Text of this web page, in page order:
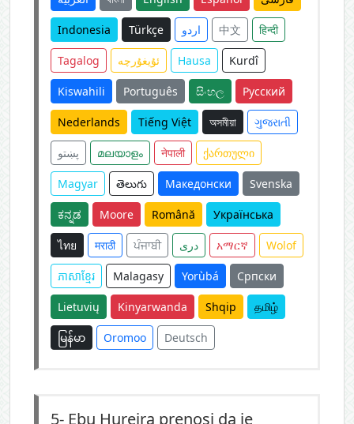
Indonesia Türkçe اردو 中文 हिन्दी
Tagalog ئۇيغۇرچە Hausa Kurdî
Kiswahili Português සිංහල Русский
Nederlands Tiếng Việt অসমীয়া ગુજરાતી
پښتو മലയാളം नेपाली ქართული
Magyar తెలుగు Македонски Svenska
ಕನ್ನಡ Moore Română Українська
ไทย मराठी ਪੰਜਾਬੀ دری አማርኛ Wolof
ភាសាខ្មែរ Malagasy Yorùbá Српски
Lietuvių Kinyarwanda Shqip தமிழ்
မြန်မာ Oromoo Deutsch
5- Ebu Hurejra prenosi da je